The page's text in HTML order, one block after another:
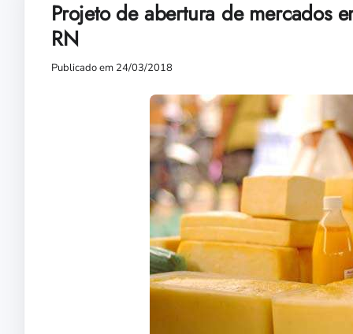
Projeto de abertura de mercados
RN
Publicado em 24/03/2018